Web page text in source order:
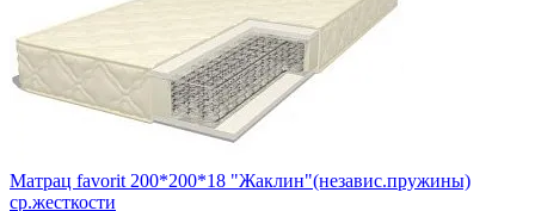
Матрац favorit 200*200*18 "Жаклин"(независ.пружины)
ср.жесткости